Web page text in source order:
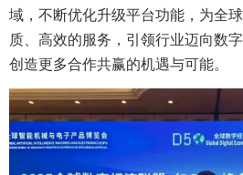
域，不断优化升级平台功能，为全
质、高效的服务，引领行业迈向数
创造更多合作共赢的机遇与可能。